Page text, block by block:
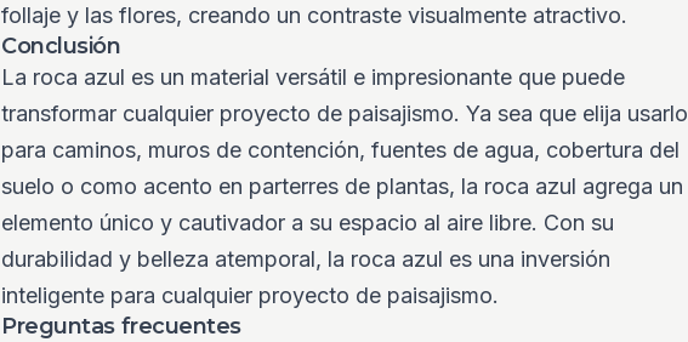
follaje y las flores, creando un contraste visualmente atractivo.
Conclusión
La roca azul es un material versátil e impresionante que puede
transformar cualquier proyecto de paisajismo. Ya sea que elija usarlo
para caminos, muros de contención, fuentes de agua, cobertura del
suelo o como acento en parterres de plantas, la roca azul agrega un
elemento único y cautivador a su espacio al aire libre. Con su
durabilidad y belleza atemporal, la roca azul es una inversión
inteligente para cualquier proyecto de paisajismo.
Preguntas frecuentes